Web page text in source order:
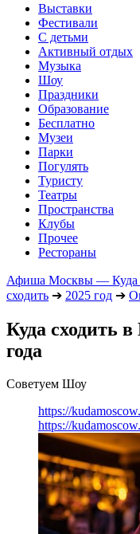
Выставки
Фестивали
С детьми
Активный отдых
Музыка
Шоу
Праздники
Образование
Бесплатно
Музеи
Парки
Погулять
Туристу
Театры
Пространства
Клубы
Прочее
Рестораны
Афиша Москвы — Куда
сходить ➔ 2025 год ➔
Куда сходить
года
Советуем Шоу
https://
https://